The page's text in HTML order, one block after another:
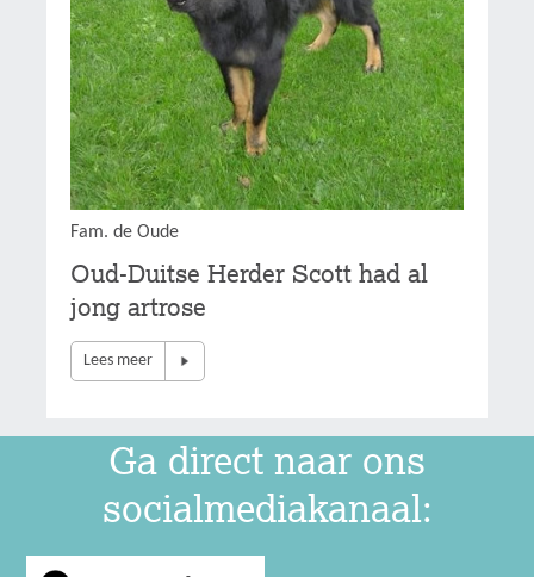
Fam. de Oude
Oud-Duitse Herder Scott had al
jong artrose
Lees meer
Ga direct naar ons
socialmediakanaal: